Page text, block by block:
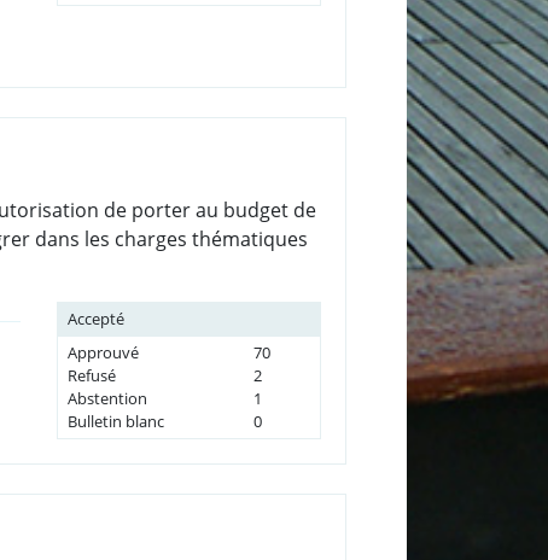
de porter au budget de
dans les charges thématiques
Accepté
Approuvé
70
Refusé
2
Abstention
1
Bulletin blanc
0